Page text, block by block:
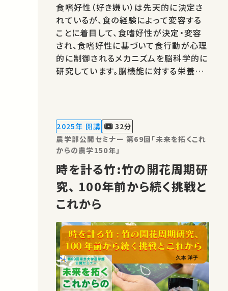
食嗜好性（好き嫌い）は先天的に決定さ
れているが、食の経験によって変容する
ことに着目して、食嗜好性が決定・変容
され、食嗜好性に基づいて食行動が心理
的に制御されるメカニズムを脳科学的に
研究しています。脳機能に対する栄養素
農学部
2025年 開講
32分
農学部公開セミナー 第69回「未来を拓くこれ
からの農学150年」
時を計る竹:竹の開花周期研
究、 100年前から続く挑戦と
これから